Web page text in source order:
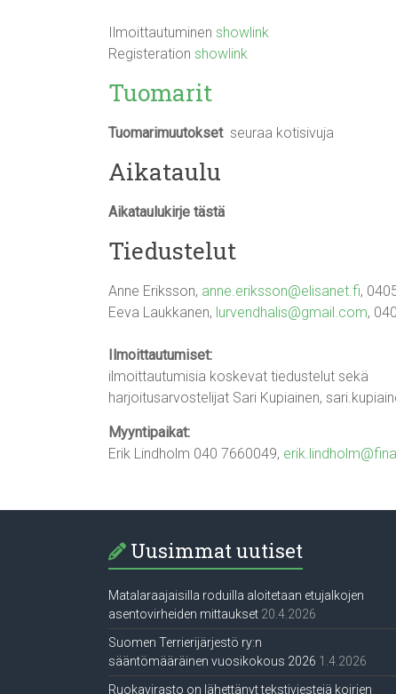
Ilmoittautuminen showlink
Registeration showlink
Tuomarit
Tuomarimuutokset seuraa kotisivuja
Aikataulu
Aikataulukirje tästä
Tiedustelut
Anne Eriksson, anne.eriksson@elisanet.fi,
Eeva Laukkanen, lurvendhalis@gmail.com,
Ilmoittautumiset:
ilmoittautumisia koskevat tiedustelut sekä
harjoitusarvostelijat Sari Kupiainen,
Myyntipaikat:
Erik Lindholm 040 7660049,
Uusimmat uutiset
Matalaraajaisilla roduilla aloitetaan etujalkojen
asentovirheiden mittaukset 20.4.2026
Suomen Terrierijärjestö ry:n
sääntömääräinen vuosikokous 2026 1.4.2026
Ruokavirasto on lähettänyt tekstiviestejä koirien